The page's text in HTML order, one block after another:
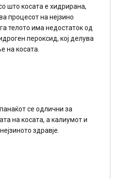
што косата е хидрирана,
процесот на нејзино
телото има недостаток од
пероксид, кој делува
на косата.
се одлични за
на косата, а калиумот и
здравје.